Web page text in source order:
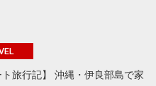
ト旅行記】 沖縄・伊良部島で家